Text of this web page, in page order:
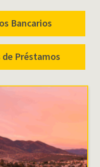
Bancarios
Préstamos